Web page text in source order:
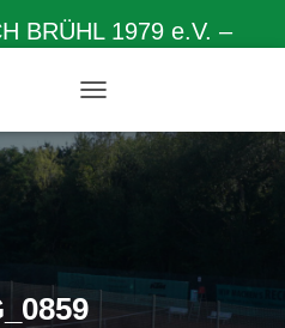
BRÜHL 1979 e.V. –
unserer Homepage
A
V
I
O